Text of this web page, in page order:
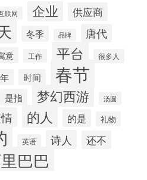
联网 企业 供应商
冬季 品牌 唐代
意 工作 平台 很多人
时间 春节
是指 梦幻西游 汤圆
的人 的是 礼物
英语 诗人 还不
巴巴